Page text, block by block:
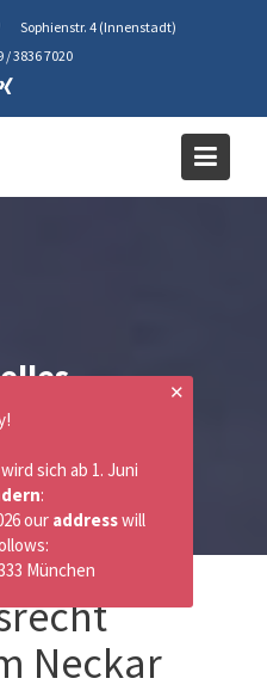
Sophienstr. 4 (Innenstadt)
/ 3836 7020
Neckar
✕
wird sich ab 1. Juni
:
our addresswill
München